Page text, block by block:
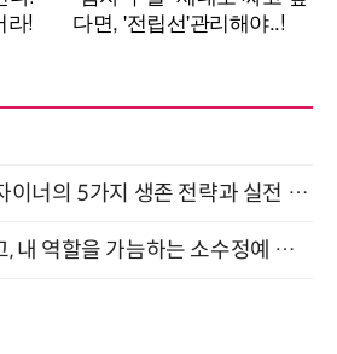
AI × Design : UX디자이너의 5가지 생존 전략과 실전 대응 8월 28일 개최
글로벌 트렌드를 읽고, 내 역할을 가늠하는 소수정예 실습 워크숍 (8/28)